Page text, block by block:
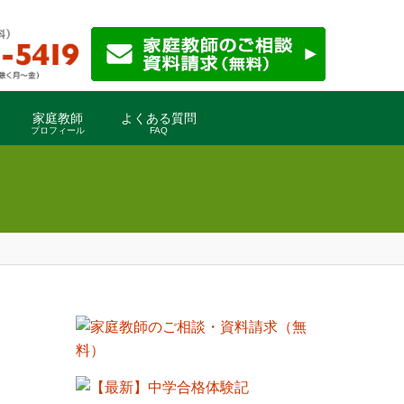
家庭教師
プロフィール
よくある質問
FAQ